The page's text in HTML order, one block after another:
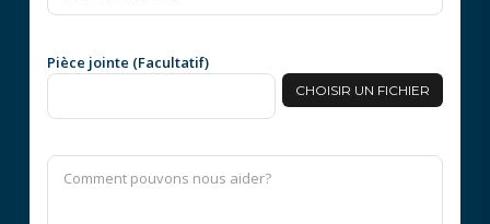
Pièce jointe (Facultatif)
CHOISIR UN FICHIER